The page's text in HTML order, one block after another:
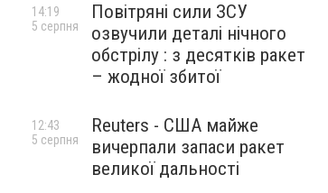
Повітряні сили ЗСУ
озвучили деталі нічного
обстрілу : з десятків ракет
– жодної збитої
14:19
5 серпня
Reuters - США майже
вичерпали запаси ракет
великої дальності
12:43
5 серпня